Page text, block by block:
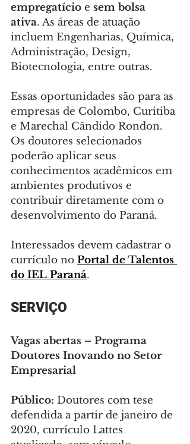
empregatício e sem bolsa
ativa. As áreas de atuação
incluem Engenharias, Química,
Administração, Design,
Biotecnologia, entre outras.
Essas oportunidades são para as
empresas de Colombo, Curitiba
e Marechal Cândido Rondon.
Os doutores selecionados
poderão aplicar seus
conhecimentos acadêmicos em
ambientes produtivos e
contribuir diretamente com o
desenvolvimento do Paraná.
Interessados devem cadastrar o
currículo no Portal de Talentos
do IEL Paraná.
SERVIÇO
Vagas abertas – Programa
Doutores Inovando no Setor
Empresarial
Público: Doutores com tese
defendida a partir de janeiro de
2020, currículo Lattes